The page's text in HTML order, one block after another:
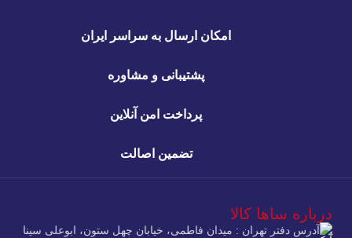
امکان ارسال به سراسر ایران
پشتیبانی و مشاوره
پرداخت امن آنلاین
تضمین اصالت
درباره ساها کالا
آدرس دفتر تهران : میدان فاطمی، خیابان چهل ستون، ابوعلی سینا